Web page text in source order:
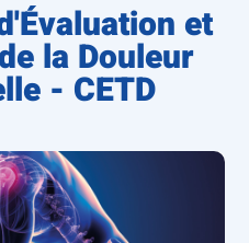
et
la Douleur
- CETD